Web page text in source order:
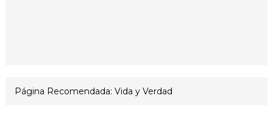
Página Recomendada: Vida y Verdad